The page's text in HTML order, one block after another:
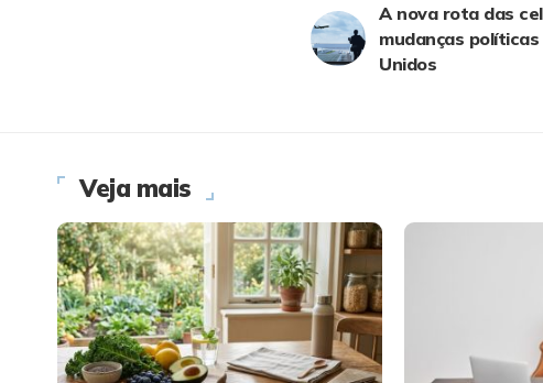
A nova rota das
mudanças
Unidos
Veja mais